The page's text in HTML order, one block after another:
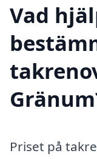
Vad
Priset på